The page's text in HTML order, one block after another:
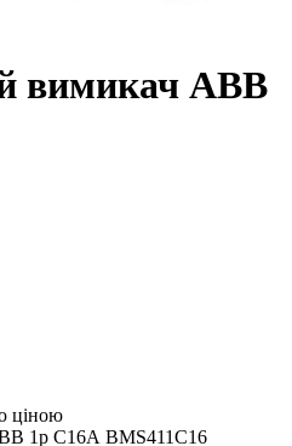
вимикач ABB
ціною